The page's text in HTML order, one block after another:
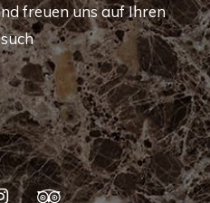
freuen uns auf Ihren